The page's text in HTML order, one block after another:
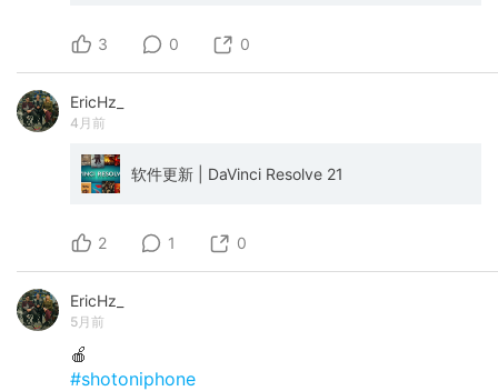
3 0 0
EricHz_
4月前
软件更新 | DaVinci Resolve 21
2 1 0
EricHz_
5月前
🍎
#shotoniphone